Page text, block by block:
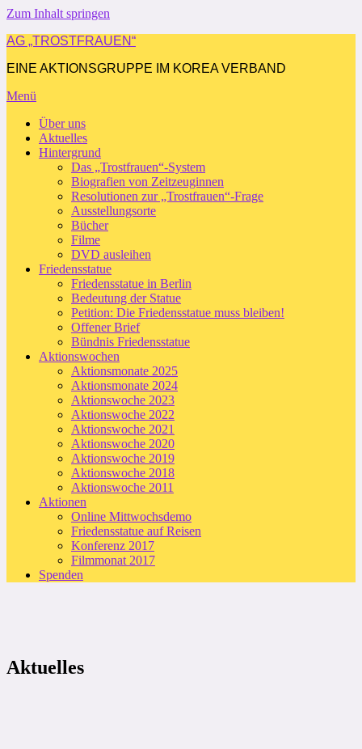
Zum Inhalt springen
AG „TROSTFRAUEN“
EINE AKTIONSGRUPPE IM KOREA VERBAND
Menü
Über uns
Aktuelles
Hintergrund
Das „Trostfrauen“-System
Biografien von Zeitzeuginnen
Resolutionen zur „Trostfrauen“-Frage
Ausstellungsorte
Bücher
Filme
DVD ausleihen
Friedensstatue
Friedensstatue in Berlin
Bedeutung der Statue
Petition: Die Friedensstatue muss bleiben!
Offener Brief
Bündnis Friedensstatue
Aktionswochen
Aktionsmonate 2025
Aktionsmonate 2024
Aktionswoche 2023
Aktionswoche 2022
Aktionswoche 2021
Aktionswoche 2020
Aktionswoche 2019
Aktionswoche 2018
Aktionswoche 2011
Aktionen
Online Mittwochsdemo
Friedensstatue auf Reisen
Konferenz 2017
Filmmonat 2017
Spenden
Aktuelles